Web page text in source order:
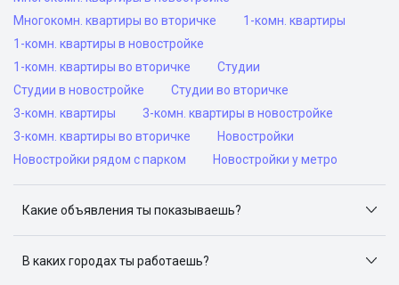
Многокомн. квартиры во вторичке
1-комн. квартиры
1-комн. квартиры в новостройке
1-комн. квартиры во вторичке
Студии
Студии в новостройке
Студии во вторичке
3-комн. квартиры
3-комн. квартиры в новостройке
3-комн. квартиры во вторичке
Новостройки
Новостройки рядом с парком
Новостройки у метро
Какие объявления ты показываешь?
объявлений: ЦИАН, Домклик, Яндекс.Недвижимость,
Авито, Самолет.Плюс.
В каких городах ты работаешь?